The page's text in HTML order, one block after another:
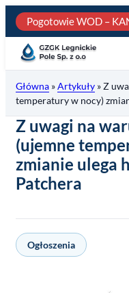
Przejdź
do
treści
Pogotowie WOD –
Główna »Artykuły »Z
temperatury w nocy)
Z uwagi na
(ujemne
zmianie ulega
Patchera
Ogłoszenia